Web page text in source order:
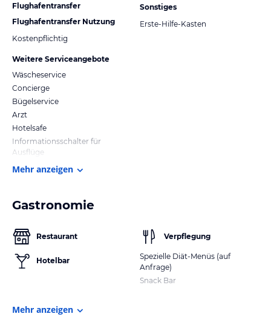
Flughafentransfer
Flughafentransfer Nutzung
Kostenpflichtig
Weitere Serviceangebote
Wäscheservice
Concierge
Bügelservice
Arzt
Hotelsafe
Informationsschalter für
Ausflüge
Sonstiges
Erste-Hilfe-Kasten
Mehr anzeigen
Gastronomie
Restaurant
Hotelbar
Verpflegung
Spezielle Diät-Menüs (auf
Anfrage)
Snack Bar
Mehr anzeigen